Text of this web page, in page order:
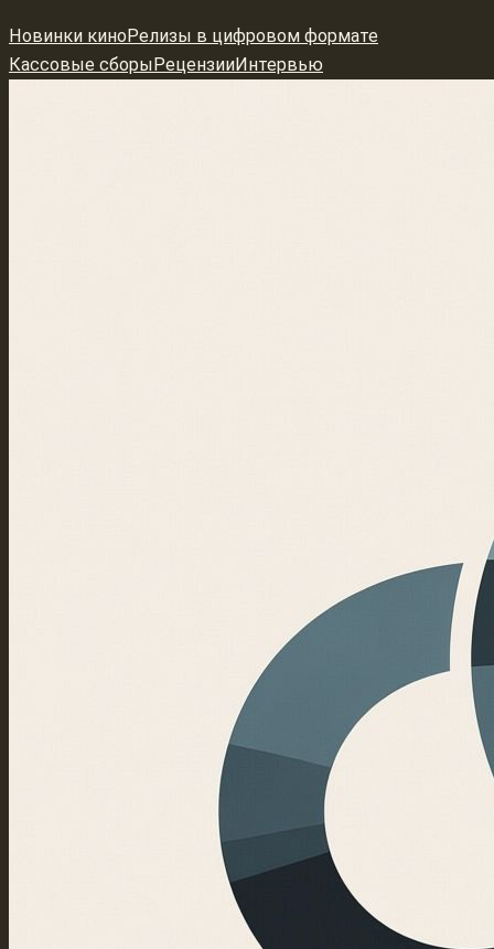
к
содержимому
Новинки киноРелизы в цифровом формате
Кассовые сборыРецензииИнтервью